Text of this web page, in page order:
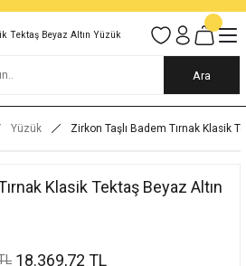
Garantili Ve Sigortalı Kargo
24/7 Müşteri Destek Hizmeti
Ara
Yüzük Zirkon Taşlı Badem Tırnak Klasik
Klasik Tektaş Beyaz Altın
18.369,72 TL